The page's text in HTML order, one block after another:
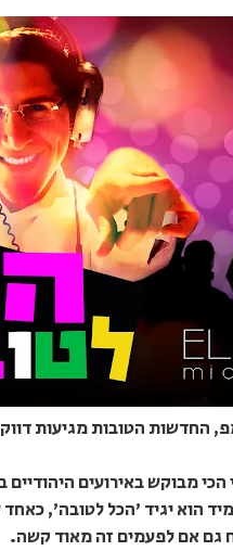
החדשות הטובות מגיעות
מבוקש באירועים
הוא יגיד 'הכל לטובה',
גם אם לפעמים זה מאוד קשה.